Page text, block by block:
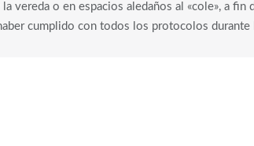
vereda o en espacios aledaños al «cole», a
cumplido con todos los protocolos durante